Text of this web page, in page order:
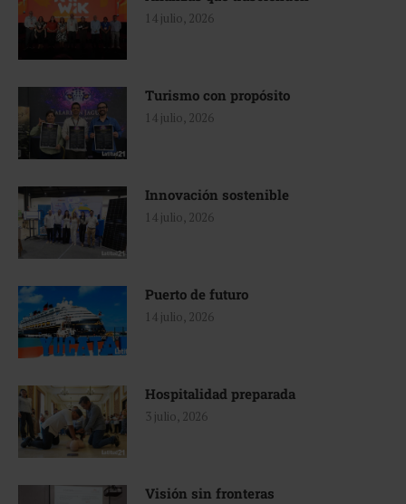
14 julio, 2026
Turismo con propósito
14 julio, 2026
Innovación sostenible
14 julio, 2026
Puerto de futuro
14 julio, 2026
Hospitalidad preparada
3 julio, 2026
Visión sin fronteras